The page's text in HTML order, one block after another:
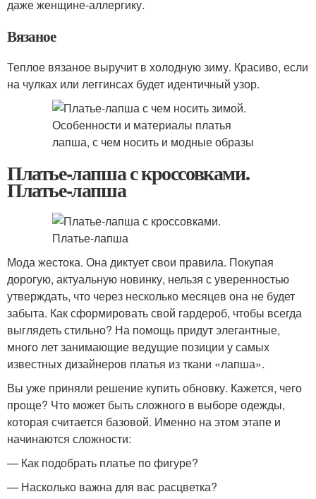
даже женщине-аллергику.
Вязаное
Теплое вязаное выручит в холодную зиму. Красиво, если
на чулках или леггинсах будет идентичный узор.
Платье-лапша с кроссовками.
Платье-лапша
Мода жестока. Она диктует свои правила. Покупая
дорогую, актуальную новинку, нельзя с уверенностью
утверждать, что через несколько месяцев она не будет
забыта. Как сформировать свой гардероб, чтобы всегда
выглядеть стильно? На помощь придут элегантные,
много лет занимающие ведущие позиции у самых
известных дизайнеров платья из ткани «лапша».
Вы уже приняли решение купить обновку. Кажется, чего
проще? Что может быть сложного в выборе одежды,
которая считается базовой. Именно на этом этапе и
начинаются сложности:
— Как подобрать платье по фигуре?
— Насколько важна для вас расцветка?